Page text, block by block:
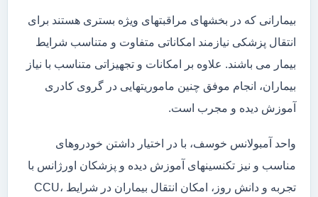
بیمارانی که در بخشهای مراقبتهای ویژه بستری هستند برای
انتقال پزشکی نیازمند امکاناتی متفاوت و متناسب شرایط
بیمار می باشند. علاوه بر امکانات و تجهیزاتی متناسب با نیاز
بیماران، انجام موفق چنین ماموریتهایی در گروی کادری
آموزش دیده و مجرب است.
واحد آمبولانس خوسف، با در اختیار داشتن خودروهای
مناسب و نیز تکنسینهای آموزش دیده و پزشکان اورژانس با
تجربه و دانش روز، امکان انتقال بیماران در شرایط CCU،